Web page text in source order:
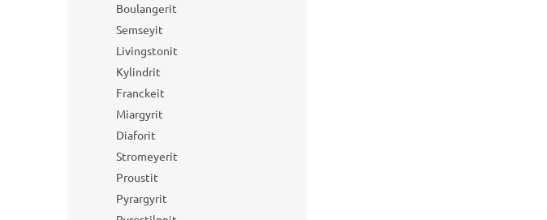
Boulangerit
Semseyit
Livingstonit
Kylindrit
Franckeit
Miargyrit
Diaforit
Stromeyerit
Proustit
Pyrargyrit